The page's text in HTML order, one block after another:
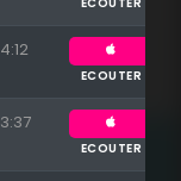
4:12
ECOUTER
3:37
ECOUTER